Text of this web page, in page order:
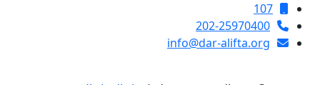
107
202-25970400
info@dar-alifta.org